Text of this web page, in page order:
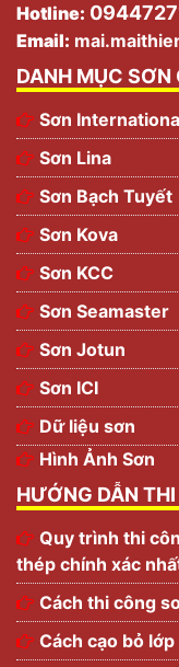
Hotline:
Email:
DANH MỤC SƠN
Sơn
Sơn Lina
Sơn Bạch Tuyết
Sơn Kova
Sơn KCC
Sơn Seamaster
Sơn Jotun
Sơn ICI
Dữ liệu sơn
Hình Ảnh Sơn
HƯỚNG DẪN
Quy trình thi
thép chính xác
Cách thi công
Cách cạo bỏ